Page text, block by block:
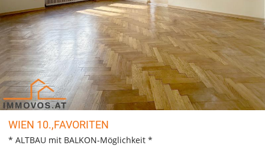
WIEN 10.,FAVORITEN
* ALTBAU mit BALKON-Möglichkeit *